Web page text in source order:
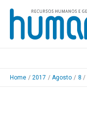
Skip
content
Home 2017 Agosto 8